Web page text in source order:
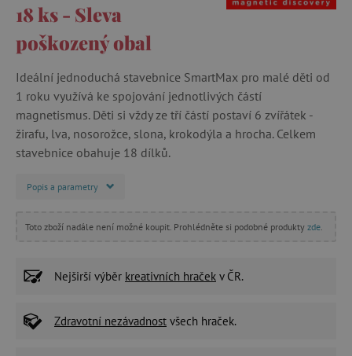
18 ks - Sleva
poškozený obal
Ideální jednoduchá stavebnice SmartMax pro malé děti od
1 roku využívá ke spojování jednotlivých částí
magnetismus. Děti si vždy ze tří částí postaví 6 zvířátek -
žirafu, lva, nosorožce, slona, krokodýla a hrocha. Celkem
stavebnice obahuje 18 dílků.
Popis a parametry
Toto zboží nadále není možné koupit. Prohlédněte si podobné produkty zde
Nejširší výběr kreativních hraček v ČR.
Zdravotní nezávadnost všech hraček.